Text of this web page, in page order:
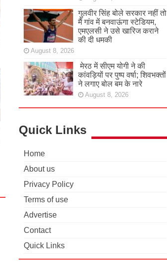
गुलवीर सिंह बोले सरकार नहीं तो
मैं गांव में बनवाऊंगा स्टेडियम,
एमएलसी ने उसे खारिज कराने
की दी धमकी
August 8, 2026
मेरठ में सीएम योगी ने की
कांवड़ियों पर पुष्प वर्षा; शिवभक्तों
ने लगाए बोल बम के नारे
August 8, 2026
Quick Links
Home
About us
Privacy Policy
Terms of use
Advertise
Contact
Quick Links